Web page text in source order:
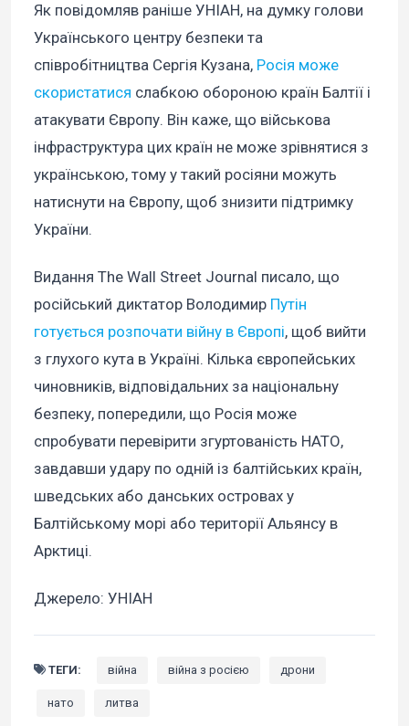
Як повідомляв раніше УНІАН, на думку голови
Українського центру безпеки та
співробітництва Сергія Кузана, Росія може
скористатися слабкою обороною країн Балтії і
атакувати Європу. Він каже, що військова
інфраструктура цих країн не може зрівнятися з
українською, тому у такий росіяни можуть
натиснути на Європу, щоб знизити підтримку
України.
Видання The Wall Street Journal писало, що
російський диктатор Володимир Путін
готується розпочати війну в Європі, щоб вийти
з глухого кута в Україні. Кілька європейських
чиновників, відповідальних за національну
безпеку, попередили, що Росія може
спробувати перевірити згуртованість НАТО,
завдавши удару по одній із балтійських країн,
шведських або данських островах у
Балтійському морі або території Альянсу в
Арктиці.
Джерело: УНІАН
ТЕГИ: війна війна з росією дрони
нато литва